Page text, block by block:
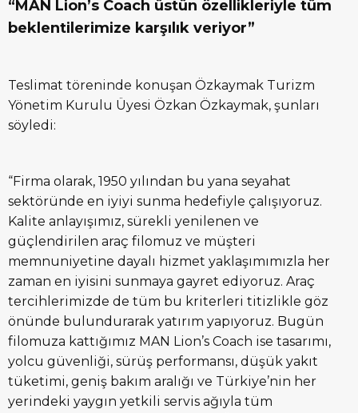
“MAN Lion’s Coach üstün özellikleriyle tüm
beklentilerimize karşılık veriyor”
Teslimat töreninde konuşan Özkaymak Turizm
Yönetim Kurulu Üyesi Özkan Özkaymak, şunları
söyledi:
“Firma olarak, 1950 yılından bu yana seyahat
sektöründe en iyiyi sunma hedefiyle çalışıyoruz.
Kalite anlayışımız, sürekli yenilenen ve
güçlendirilen araç filomuz ve müşteri
memnuniyetine dayalı hizmet yaklaşımımızla her
zaman en iyisini sunmaya gayret ediyoruz. Araç
tercihlerimizde de tüm bu kriterleri titizlikle göz
önünde bulundurarak yatırım yapıyoruz. Bugün
filomuza kattığımız MAN Lion’s Coach ise tasarımı,
yolcu güvenliği, sürüş performansı, düşük yakıt
tüketimi, geniş bakım aralığı ve Türkiye’nin her
yerindeki yaygın yetkili servis ağıyla tüm